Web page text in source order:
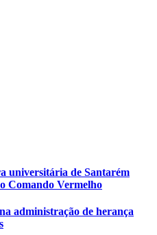
universitária de Santarém
Comando Vermelho
administração de herança